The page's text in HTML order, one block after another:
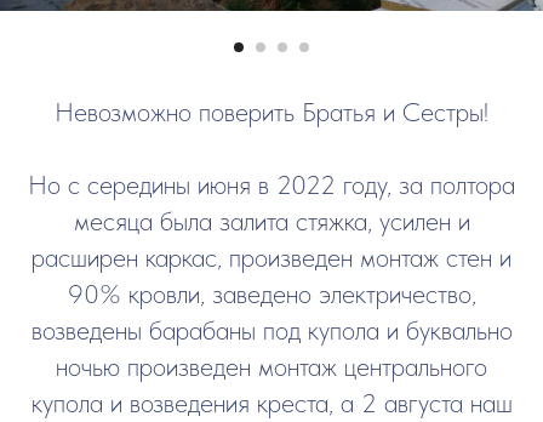
Невозможно поверить Братья и Сестры!
Но с середины июня в 2022 году, за полтора
месяца была залита стяжка, усилен и
расширен каркас, произведен монтаж стен и
90% кровли, заведено электричество,
возведены барабаны под купола и буквально
ночью произведен монтаж центрального
купола и возведения креста, а 2 августа наш